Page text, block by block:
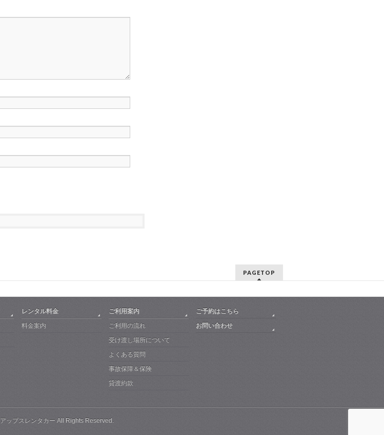
PAGETOP
レンタル料金
料金案内
ご利用案内
ご利用の流れ
受け渡し場所について
よくある質問
事故保障＆保険
貸渡約款
ご予約はこちら
お問い合わせ
アップスレンタカー All Rights Reserved.